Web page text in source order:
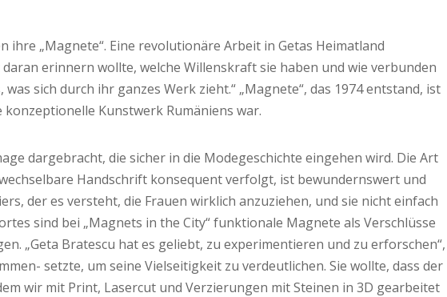
„Magnete“. Eine revolutionäre Arbeit in Getas Heimatland
erinnern wollte, welche Willenskraft sie haben und wie verbunden
sich durch ihr ganzes Werk zieht.“ „Magnete“, das 1974 entstand, ist
konzeptionelle Kunstwerk Rumäniens war.
dargebracht, die sicher in die Modegeschichte eingehen wird. Die Art
Handschrift konsequent verfolgt, ist bewundernswert und
der es versteht, die Frauen wirklich anzuziehen, und sie nicht einfach
sind bei „Magnets in the City“ funktionale Magnete als Verschlüsse
„Geta Bratescu hat es geliebt, zu experimentieren und zu erforschen“,
setzte, um seine Vielseitigkeit zu verdeutlichen. Sie wollte, dass der
wir mit Print, Lasercut und Verzierungen mit Steinen in 3D gearbeitet